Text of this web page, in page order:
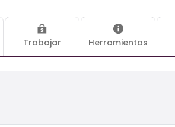
Trabajar Herramientas